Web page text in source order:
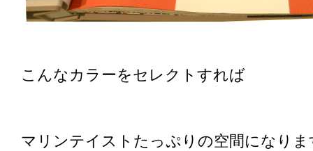
こんなカラーをセレクトすれば
マリンテイストたっぷりの空間になりま